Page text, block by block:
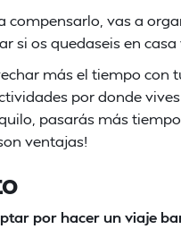
compensarlo, vas a
si os quedaseis en
más el tiempo con
por donde
pasarás más
ventajas!
por hacer un viaje